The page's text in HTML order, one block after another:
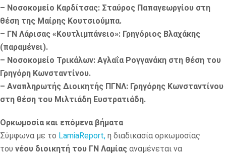
– Νοσοκομείο Καρδίτσας: Σταύρος Παπαγεωργίου στη
θέση της Μαίρης Κουτσιούμπα.
– ΓΝ Λάρισας «Κουτλιμπάνειο»: Γρηγόριος Βλαχάκης
(παραμένει).
– Νοσοκομείο Τρικάλων: Αγλαΐα Ρογγανάκη στη θέση του
Γρηγόρη Κωνσταντίνου.
– Αναπληρωτής Διοικητής ΠΓΝΛ: Γρηγόρης Κωνσταντίνου
στη θέση του Μιλτιάδη Ευστρατιάδη.
Ορκωμοσία και επόμενα βήματα
Σύμφωνα με το LamiaReport, η διαδικασία ορκωμοσίας
του νέου διοικητή του ΓΝ Λαμίας αναμένεται να